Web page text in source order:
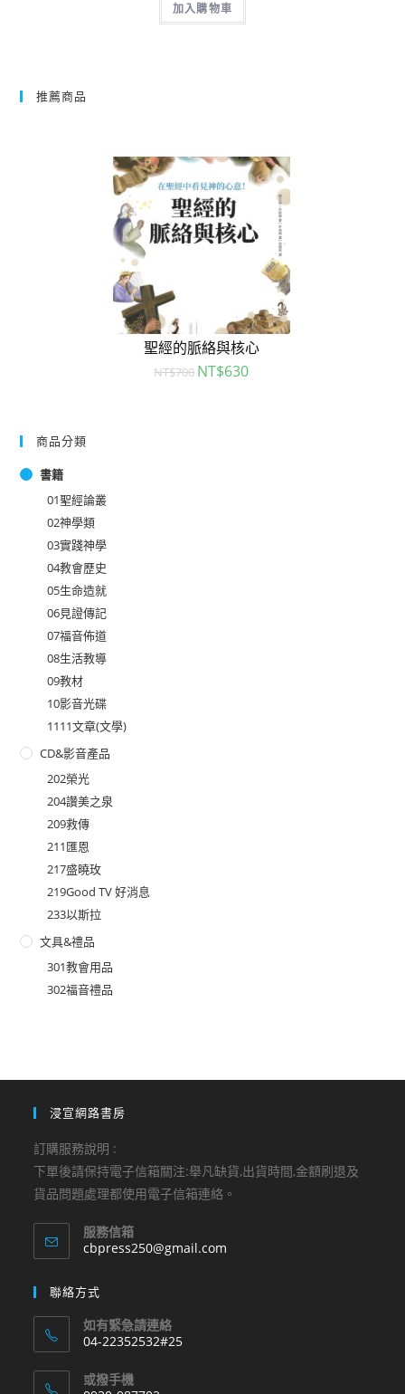
加入購物車
推薦商品
聖經的脈絡與核心
NT$700 NT$630
商品分類
書籍
01聖經論叢
02神學類
03實踐神學
04教會歷史
05生命造就
06見證傳記
07福音佈道
08生活教導
09教材
10影音光碟
1111文章(文學)
CD&影音產品
202榮光
204讚美之泉
209救傳
211匯恩
217盛曉玫
219Good TV 好消息
233以斯拉
文具&禮品
301教會用品
302福音禮品
浸宣網路書房
訂購服務說明 :
下單後請保持電子信箱關注:舉凡缺貨,出貨時間,金額刷退及
貨品問題處理都使用電子信箱連絡。
服務信箱
cbpress250@gmail.com
聯絡方式
如有緊急請連絡
04-22352532#25
in
或撥手機